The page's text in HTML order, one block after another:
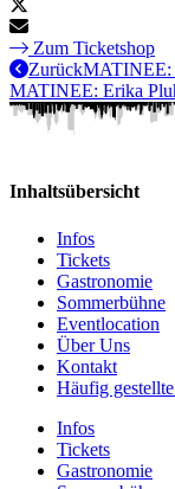
Zum Ticketshop
ZurückMATINEE:
MATINEE: Erika
Inhaltsübersicht
Infos
Tickets
Gastronomie
Sommerbühne
Eventlocation
Über Uns
Kontakt
Häufig
Infos
Tickets
Gastronomie